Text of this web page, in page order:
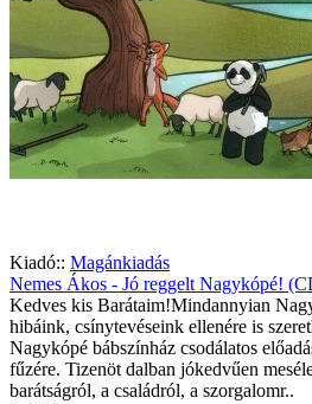
Kiadó:: Magánkiadás
Nemes Ákos - Jó reggelt Nagykópé!
Kedves kis Barátaim!Mindannyian
hibáink, csínytevéseink ellenére is
Nagykópé bábszínház csodálatos
fűzére. Tizenöt dalban jókedvűen
barátságról, a családról, a szorgalomr..